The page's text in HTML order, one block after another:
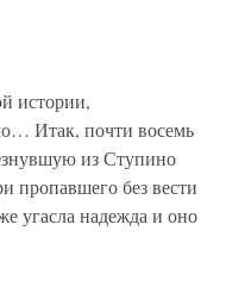
истории,
Итак, почти восемь
из Ступино
пропавшего без вести
угасла надежда и оно